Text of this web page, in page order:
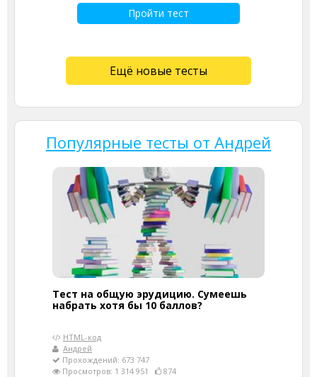
Пройти тест
Ещё новые тесты
Популярные тесты от Андрей
Тест на общую эрудицию. Сумеешь
набрать хотя бы 10 баллов?
HTML-код
Андрей
Прохождений: 673 747
Просмотров: 1 314 951
874